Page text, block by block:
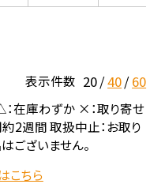
表示件数 20 40 60
在庫わずか ×：取り寄せ
2週間 取扱中止：お取り
ございません。
こちら